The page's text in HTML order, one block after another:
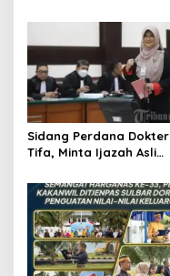
Kerja Sosial
Sidang Perdana Dokter
Tifa, Minta Ijazah Asli
Pengadilan